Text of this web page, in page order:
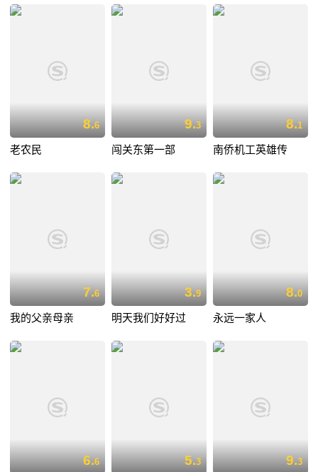
8.6
老农民
9.3
闯关东第一部
8.1
南侨机工英雄传
7.6
我的父亲母亲
3.9
明天我们好好过
8.0
永远一家人
6.6 5.3 9.3